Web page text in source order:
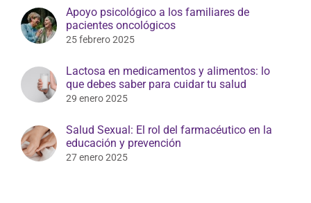
Apoyo psicológico a los familiares de
pacientes oncológicos
25 febrero 2025
Lactosa en medicamentos y alimentos: lo
que debes saber para cuidar tu salud
29 enero 2025
Salud Sexual: El rol del farmacéutico en la
educación y prevención
27 enero 2025